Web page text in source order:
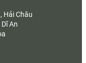
Hải Châu
An